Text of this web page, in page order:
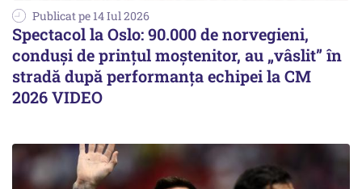
Publicat pe 14 Iul 2026
Spectacol la Oslo: 90.000 de norvegieni,
conduși de prințul moștenitor, au „vâslit” în
stradă după performanța echipei la CM
2026 VIDEO